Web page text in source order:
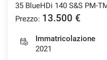
35 BlueHDi 140 S&S PM-
Prezzo: 13.500 €
Immatricolazione
2021